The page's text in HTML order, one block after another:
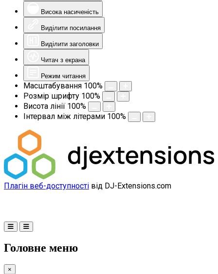
Висока насиченість
Виділити посилання
Виділити заголовки
Читач з екрана
Режим читання
Масштабування 100%
Розмір шрифту 100%
Висота лінії 100%
Інтервал між літерами 100%
Плагін веб-доступності від DJ-Extensions.com
Головне меню
×